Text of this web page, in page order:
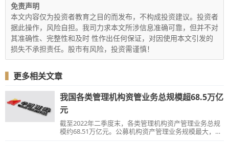
免责声明
本文内容仅为投资者教育之目的而发布，不构成投资建议。投资者
据此操作，风险自担。我司力求本文所涉信息准确可靠，但并不对
其准确性、完整性和及时 性作出任何保证，对因使用本文引发的
损失不承担责任。股市有风险，投资需谨慎！
▍ 更多相关文章
我国各类管理机构资管业务总规模超68.5万亿
元
截至2022年二季度末，各类管理机构资产管理业务总规
模约68.51万亿元。公募机构资产管理业务规模最大，达